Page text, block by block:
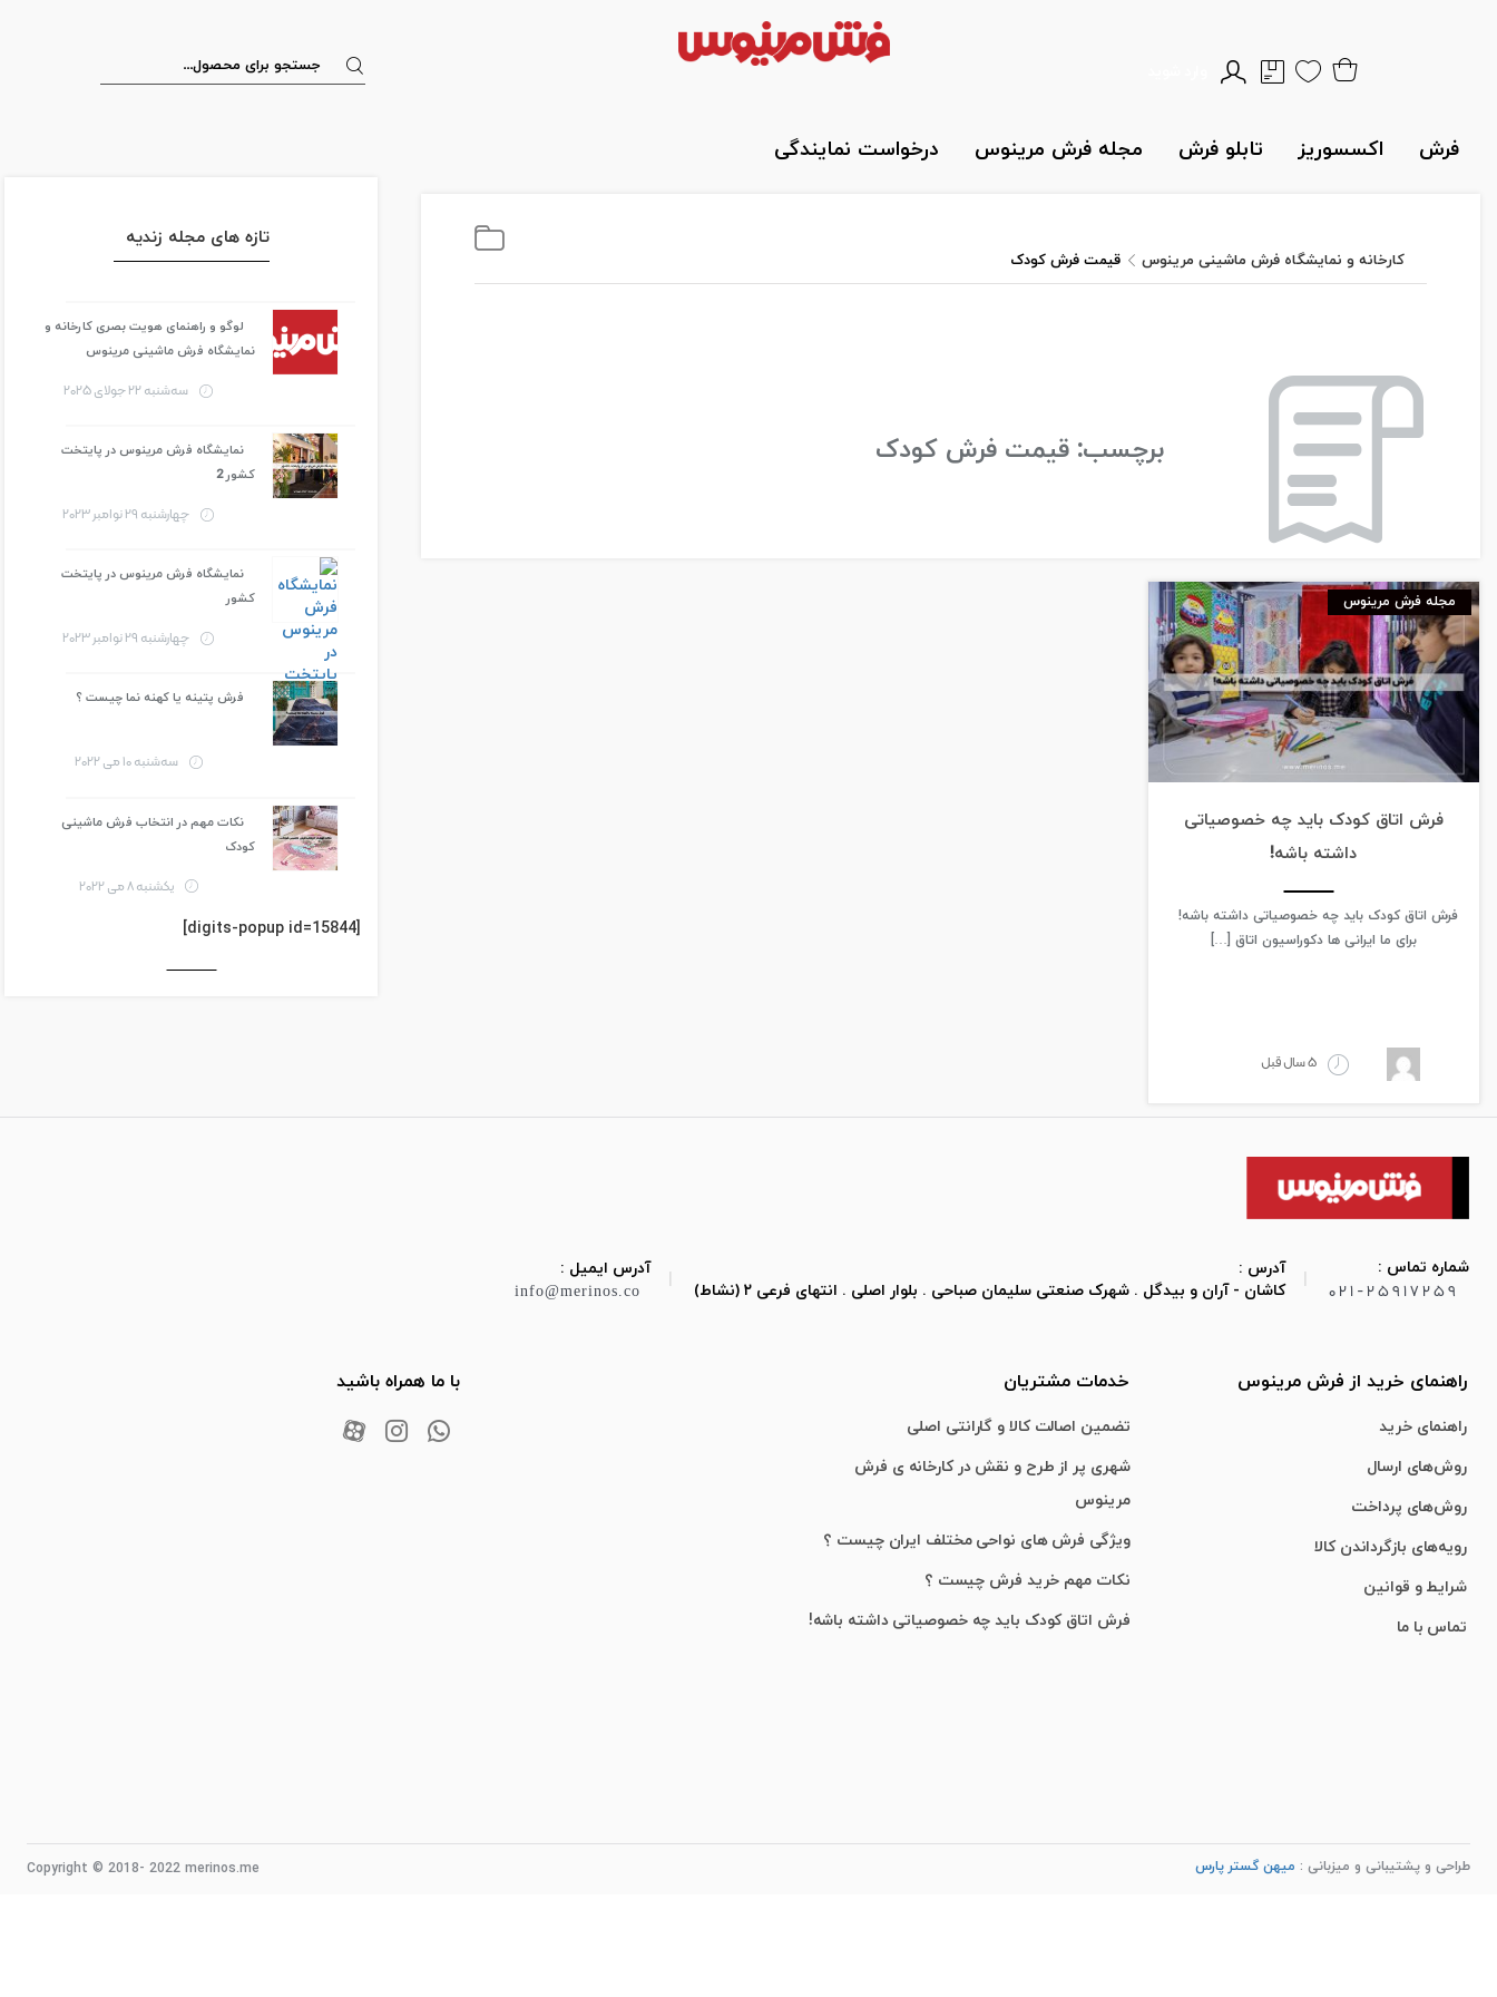
فرش اکسسوریز تابلو فرش مجله فرش مرینوس درخواست نمایندگی
کارخانه و نمایشگاه فرش ماشینی مرینوس قیمت فرش کودک
برچسب: قیمت فرش کودک
مجله فرش مرینوس
فرش اتاق کودک باید چه خصوصیاتی
داشته باشه!
فرش اتاق کودک باید چه خصوصیاتی داشته باشه!
برای ما ایرانی ها دکوراسیون اتاق […]
5 سال قبل
تازه های مجله زندیه
لوگو و راهنمای هویت بصری کارخانه و
نمایشگاه فرش ماشینی مرینوس
سه‌شنبه 22 جولای 2025
نمایشگاه فرش مرینوس در پایتخت
کشور 2
چهارشنبه 29 نوامبر 2023
نمایشگاه فرش مرینوس در پایتخت
کشور
چهارشنبه 29 نوامبر 2023
فرش پتینه یا کهنه نما چیست ؟
سه‌شنبه 10 می 2022
نکات مهم در انتخاب فرش ماشینی
کودک
یکشنبه 8 می 2022
[digits-popup id=15844]
شماره تماس :
021-25917259
آدرس :
کاشان - آران و بیدگل . شهرک صنعتی سلیمان صباحی . بلوار اصلی . انتهای فرعی ۲ (نشاط)
آدرس ایمیل :
info@merinos.co
راهنمای خرید از فرش مرینوس
راهنمای خرید
روش‌های ارسال
روش‌های پرداخت
رویه‌های بازگرداندن کالا
شرایط و قوانین
تماس با ما
خدمات مشتریان
تضمین اصالت کالا و گارانتی اصلی
شهری پر از طرح و نقش در کارخانه ی فرش
مرینوس
ویژگی‌ فرش‌ های نواحی مختلف ایران چیست ؟
نکات مهم خرید فرش چیست ؟
فرش اتاق کودک باید چه خصوصیاتی داشته باشه!
با ما همراه باشید
طراحی و پشتیبانی و میزبانی : میهن گستر پارس Copyright © 2018- 2022 merinos.me